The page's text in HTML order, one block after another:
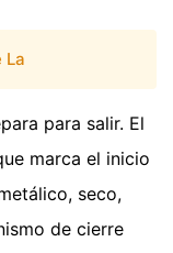
La
para salir. El
marca el inicio
seco,
de cierre